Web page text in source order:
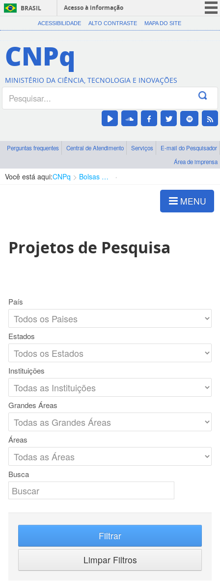
BRASIL
Acesso à informação
CORONAVÍRUS (COVID-19)
Canais
ACESSIBILIDADE ALTO CONTRASTE MAPA DO SITE
CNPq
MINISTÉRIO DA CIÊNCIA, TECNOLOGIA E INOVAÇÕES
Perguntas frequentes Central de Atendimento Serviços
E-mail do Pesquisador
Área de imprensa
Você está aqui:CNPq Bolsas e Auxílios Vigentes
MENU
Projetos de Pesquisa
País
Estados
Instituições
Grandes Áreas
Áreas
Busca
Filtrar
Limpar Filtros